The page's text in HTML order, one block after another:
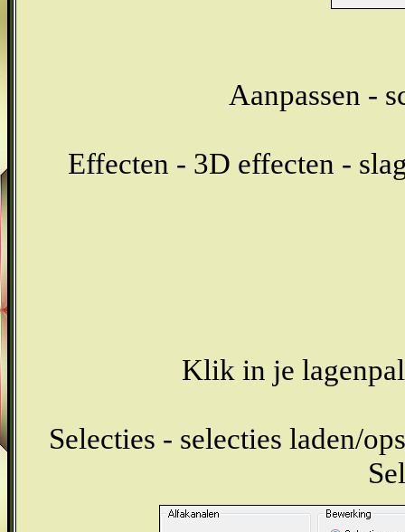
Aanpassen -
Effecten - 3D effecten -
Klik in je
Selecties - selecties laden/